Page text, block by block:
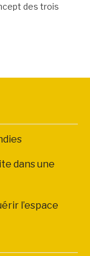
des trois
dans une
l’espace